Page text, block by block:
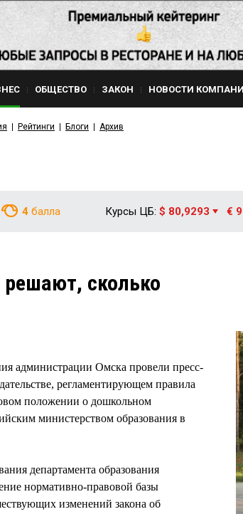
ОБЩЕСТВО ЗАКОН НОВОСТИ
Рейтинги Блоги Архив
4 балла Курсы ЦБ: $ 80,9293 €
сколько
администрации Омска провели пресс-
регламентирующем правила
положении о дошкольном
министерством образования в
департамента образования
нормативно-правовой базы
изменений закона об